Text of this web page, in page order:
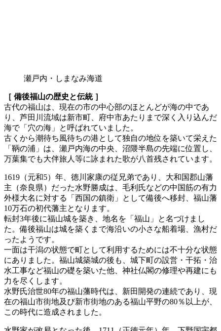
瀬戸内・しまなみ海道
［ 備後福山の歴史と伝統 ］
古代の福山は、現在の市の中心部のほとんどが海の中であ
り、芦田川流域は新市町、府中市あたりまで深く入り込んだ
海で「穴の海」と呼ばれていました。
古くから潮待ち風待ちの港として独自の地位を築いて栄えた
「鞆の浦」は、瀬戸内海の中央、沼隈半島の先端に位置し、
万葉集でも大伴旅人等に詠まれた歌が八首残されています。
1619（元和5）年、徳川家康の従兄弟であり、大和国郡山藩
主（奈良県）だった水野勝成は、毛利氏などの中国筋の有力
外様大名に対する「西国の鎮衛」として備後へ移封、福山藩
10万石の初代藩主となります。
転封3年後に福山城を築き、地名を「福山」と名づけまし
た。備後福山は城を築くまで海沿いの小さな船着場、漁村だ
ったようです。
一面は干潟の状態で町として利用するためには不十分な状態
にありました。福山城築城の後も、城下町の設営・干拓・治
水工事など福山の礎を築いた他、神社仏閣の修理や再建にも
力を尽くします。
水野氏治世80年の福山藩時代は、新田開発の連続であり、現
在の福山市街地及び新市街地のある福山平野の80％以上が、
この時代に造成されました。